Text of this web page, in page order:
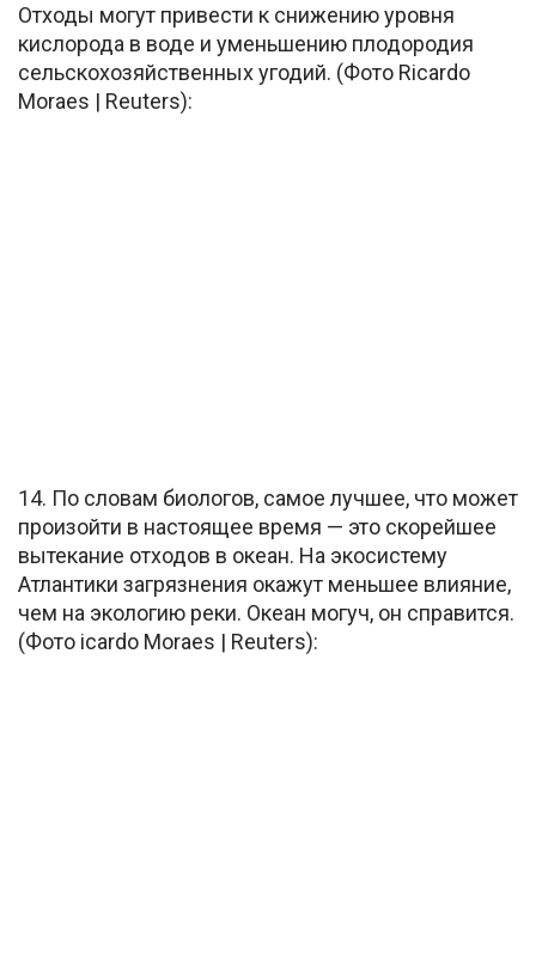
Отходы могут привести к снижению уровня
кислорода в воде и уменьшению плодородия
сельскохозяйственных угодий. (Фото Ricardo
Moraes | Reuters):
14. По словам биологов, самое лучшее, что может
произойти в настоящее время — это скорейшее
вытекание отходов в океан. На экосистему
Атлантики загрязнения окажут меньшее влияние,
чем на экологию реки. Океан могуч, он справится.
(Фото icardo Moraes | Reuters):